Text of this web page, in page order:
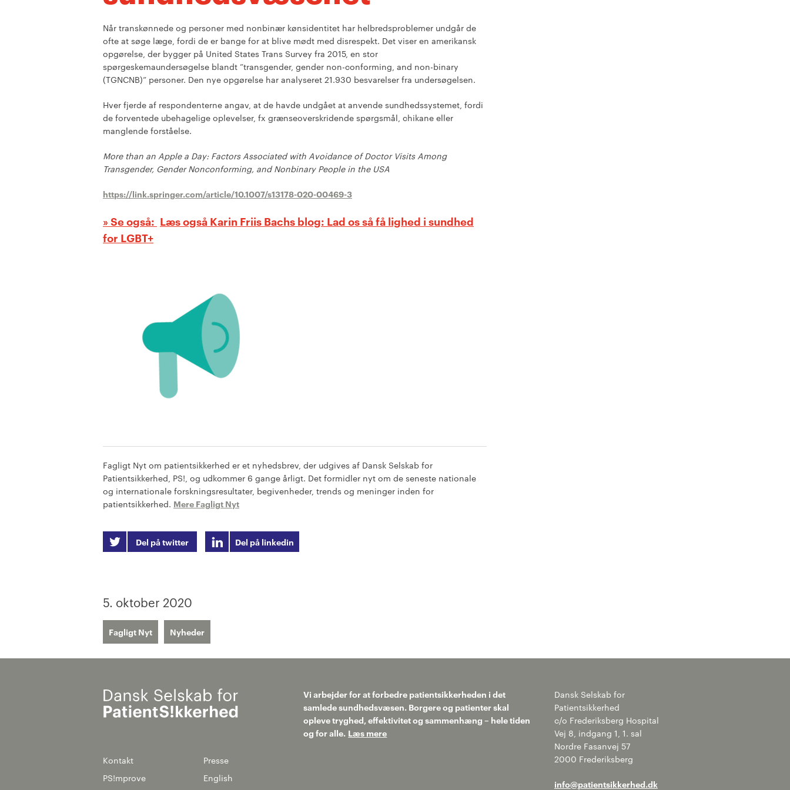
Når transkønnede og personer med nonbinær kønsidentitet har helbredsproblemer undgår de
ofte at søge læge, fordi de er bange for at blive mødt med disrespekt. Det viser en amerikansk
opgørelse, der bygger på United States Trans Survey fra 2015, en stor
spørgeskemaundersøgelse blandt ”transgender, gender non-conforming, and non-binary
(TGNCNB)” personer. Den nye opgørelse har analyseret 21.930 besvarelser fra undersøgelsen.
Hver fjerde af respondenterne angav, at de havde undgået at anvende sundhedssystemet, fordi
de forventede ubehagelige oplevelser, fx grænseoverskridende spørgsmål, chikane eller
manglende forståelse.
More than an Apple a Day: Factors Associated with Avoidance of Doctor Visits Among
Transgender, Gender Nonconforming, and Nonbinary People in the USA
https://link.springer.com/article/10.1007/s13178-020-00469-3
Læs også Karin Friis Bachs blog: Lad os så få lighed i sundhed
for LGBT+
Fagligt Nyt om patientsikkerhed er et nyhedsbrev, der udgives af Dansk Selskab for
Patientsikkerhed, PS!, og udkommer 6 gange årligt. Det formidler nyt om de seneste nationale
og internationale forskningsresultater, begivenheder, trends og meninger inden for
patientsikkerhed. Mere Fagligt Nyt
Del på twitter Del på linkedin
5. oktober 2020
Fagligt Nyt Nyheder
Kontakt
Presse
PS!mprove
English
Vi arbejder for at forbedre patientsikkerheden i det
samlede sundhedsvæsen. Borgere og patienter skal
opleve tryghed, effektivitet og sammenhæng – hele tiden
og for alle. Læs mere
Dansk Selskab for
Patientsikkerhed
c/o Frederiksberg Hospital
Vej 8, indgang 1, 1. sal
Nordre Fasanvej 57
2000 Frederiksberg
info@patientsikkerhed.dk